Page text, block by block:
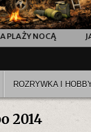
NOCĄ JAK
ROZRYWKA I
2014